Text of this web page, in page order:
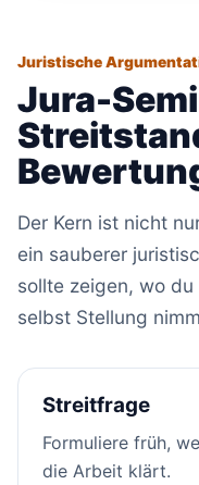
Juristische
Jura-
Der Kern ist nicht
ein sauberer
sollte zeigen, wo
selbst Stellung
Streitfrage
Formuliere früh,
die Arbeit klärt.